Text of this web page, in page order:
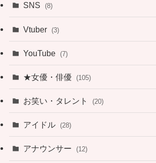
SNS (8)
Vtuber (3)
YouTube (7)
★女優・俳優 (105)
お笑い・タレント (20)
アイドル (28)
アナウンサー (12)